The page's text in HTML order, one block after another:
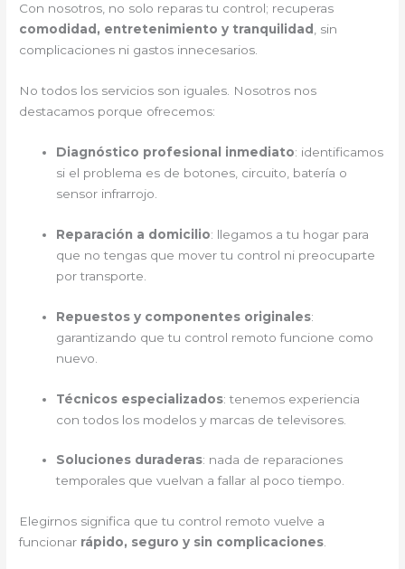
Con nosotros, no solo reparas tu control; recuperas
comodidad, entretenimiento y tranquilidad
, sin
complicaciones ni gastos innecesarios.
No todos los servicios son iguales. Nosotros nos
destacamos porque ofrecemos:
Diagnóstico profesional inmediato: identificamos
si el problema es de botones, circuito, batería o
sensor infrarrojo.
Reparación a domicilio: llegamos a tu hogar para
que no tengas que mover tu control ni preocuparte
por transporte.
Repuestos y componentes originales:
garantizando que tu control remoto funcione como
nuevo.
Técnicos especializados: tenemos experiencia
con todos los modelos y marcas de televisores.
Soluciones duraderas: nada de reparaciones
temporales que vuelvan a fallar al poco tiempo.
Elegirnos significa que tu control remoto vuelve a
funcionar rápido, seguro y sin complicaciones.